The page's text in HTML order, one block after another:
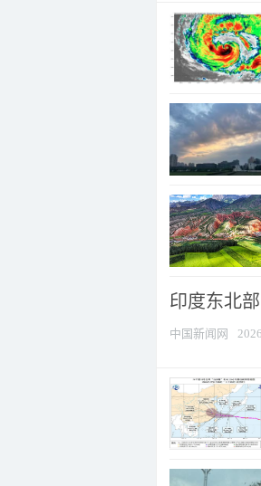
印度东北
中国新闻网